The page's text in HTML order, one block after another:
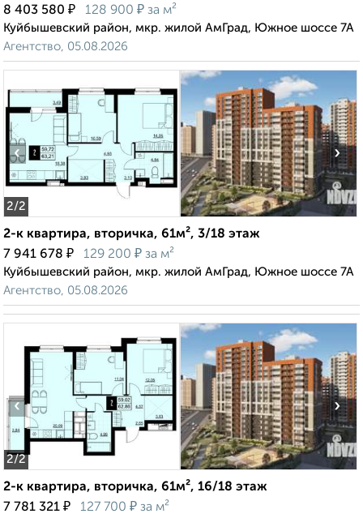
8 403 580 ₽ 128 900 ₽ за м²
Куйбышевский район, мкр. жилой АмГрад, Южное шоссе 7А
Агентство, 05.08.2026
2/2
‹ ›
2-к квартира, вторичка, 61м², 3/18 этаж
7 941 678 ₽ 129 200 ₽ за м²
Куйбышевский район, мкр. жилой АмГрад, Южное шоссе 7А
Агентство, 05.08.2026
2/2
‹ ›
2-к квартира, вторичка, 61м², 16/18 этаж
7 781 321 ₽ 127 700 ₽ за м²